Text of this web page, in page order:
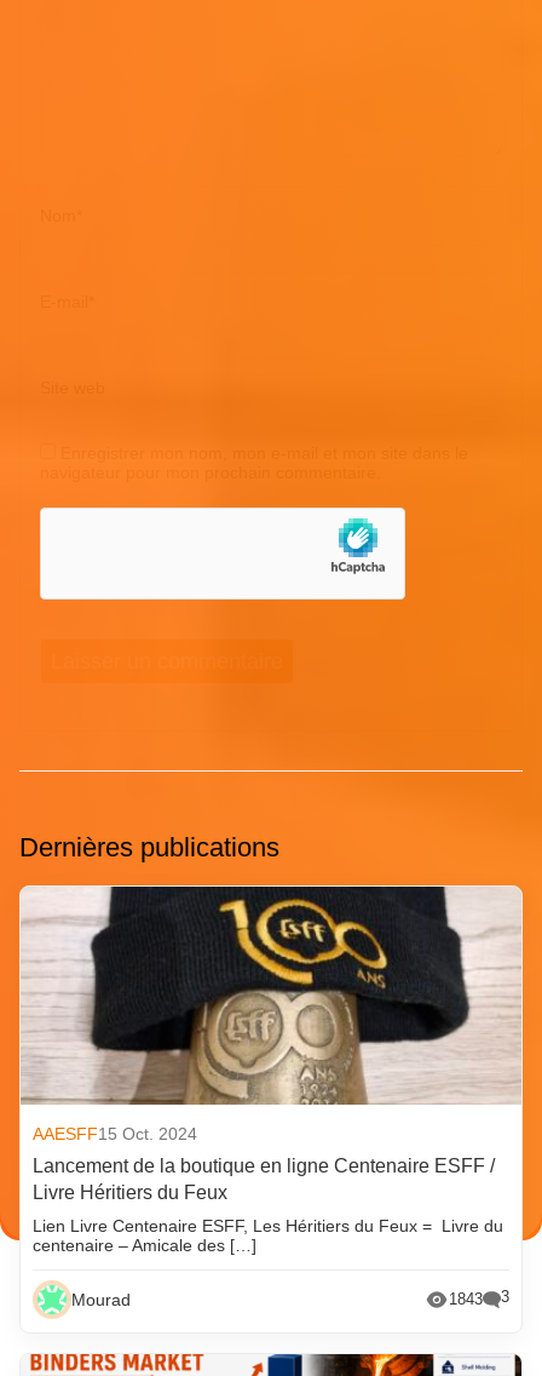
Dernières publications
AAESFF15 Oct. 2024
Lancement de la boutique en ligne Centenaire ESFF /
Livre Héritiers du Feux
Lien Livre Centenaire ESFF, Les Héritiers du Feux = Livre du
centenaire – Amicale des […]
Mourad 1843 3